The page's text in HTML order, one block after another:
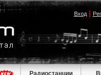
Вход|
Радиостанции